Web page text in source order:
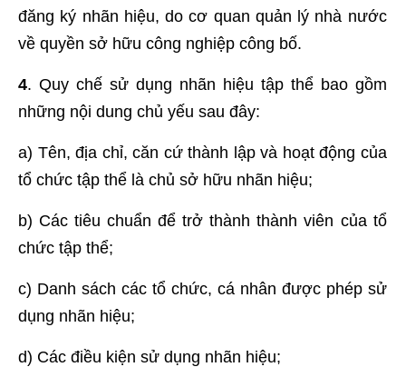
đăng ký nhãn hiệu, do cơ quan quản lý nhà nước
về quyền sở hữu công nghiệp công bố.
4. Quy chế sử dụng nhãn hiệu tập thể bao gồm
những nội dung chủ yếu sau đây:
a) Tên, địa chỉ, căn cứ thành lập và hoạt động của
tổ chức tập thể là chủ sở hữu nhãn hiệu;
b) Các tiêu chuẩn để trở thành thành viên của tổ
chức tập thể;
c) Danh sách các tổ chức, cá nhân được phép sử
dụng nhãn hiệu;
d) Các điều kiện sử dụng nhãn hiệu;